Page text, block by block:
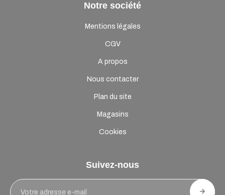
Notre société
Mentions légales
CGV
A propos
Nous contacter
Plan du site
Magasins
Cookies
Suivez-nous